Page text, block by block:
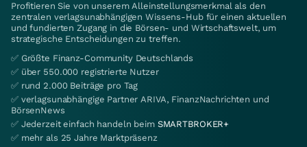
Profitieren Sie von unserem Alleinstellungsmerkmal als den
zentralen verlagsunabhängigen Wissens-Hub für einen aktuellen
und fundierten Zugang in die Börsen- und Wirtschaftswelt, um
strategische Entscheidungen zu treffen.
✅ Größte Finanz-Community Deutschlands
✅ über 550.000 registrierte Nutzer
✅ rund 2.000 Beiträge pro Tag
✅ verlagsunabhängige Partner ARIVA, FinanzNachrichten und
BörsenNews
✅ Jederzeit einfach handeln beim SMARTBROKER+
✅ mehr als 25 Jahre Marktpräsenz